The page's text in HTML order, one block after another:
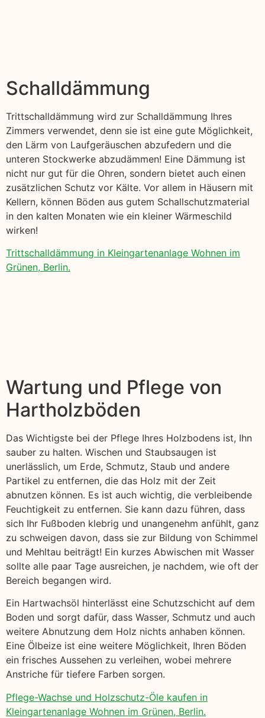
Schalldämmung
Trittschalldämmung wird zur Schalldämmung Ihres
Zimmers verwendet, denn sie ist eine gute Möglichkeit,
den Lärm von Laufgeräuschen abzufedern und die
unteren Stockwerke abzudämmen! Eine Dämmung ist
nicht nur gut für die Ohren, sondern bietet auch einen
zusätzlichen Schutz vor Kälte. Vor allem in Häusern mit
Kellern, können Böden aus gutem Schallschutzmaterial
in den kalten Monaten wie ein kleiner Wärmeschild
wirken!
Trittschalldämmung in Kleingartenanlage Wohnen im
Grünen, Berlin.
Wartung und Pflege von
Hartholzböden
Das Wichtigste bei der Pflege Ihres Holzbodens ist, Ihn
sauber zu halten. Wischen und Staubsaugen ist
unerlässlich, um Erde, Schmutz, Staub und andere
Partikel zu entfernen, die das Holz mit der Zeit
abnutzen können. Es ist auch wichtig, die verbleibende
Feuchtigkeit zu entfernen. Sie kann dazu führen, dass
sich Ihr Fußboden klebrig und unangenehm anfühlt, ganz
zu schweigen davon, dass sie zur Bildung von Schimmel
und Mehltau beiträgt! Ein kurzes Abwischen mit Wasser
sollte alle paar Tage ausreichen, je nachdem, wie oft der
Bereich begangen wird.
Ein Hartwachsöl hinterlässt eine Schutzschicht auf dem
Boden und sorgt dafür, dass Wasser, Schmutz und auch
weitere Abnutzung dem Holz nichts anhaben können.
Eine Ölbeize ist eine weitere Möglichkeit, Ihren Böden
ein frisches Aussehen zu verleihen, wobei mehrere
Anstriche für tiefere Farben sorgen.
Pflege-Wachse und Holzschutz-Öle kaufen in
Kleingartenanlage Wohnen im Grünen, Berlin.